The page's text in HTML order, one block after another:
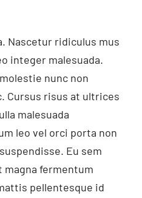
Nascetur ridiculus mus
integer malesuada.
nunc non
Cursus risus at ultrices
malesuada
leo vel orci porta non
Eu sem
fermentum
pellentesque id